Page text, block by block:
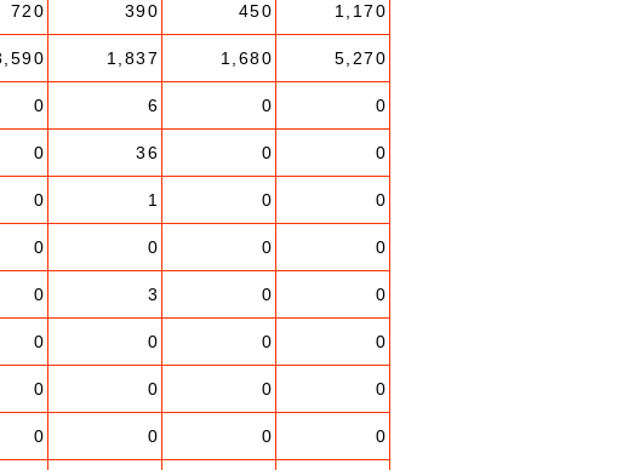
720 390 450 1,170
1,837 1,680 5,270
0 6 0 0
0 36 0 0
0 1 0 0
0 0 0 0
0 3 0 0
0 0 0 0
0 0 0 0
0 0 0 0